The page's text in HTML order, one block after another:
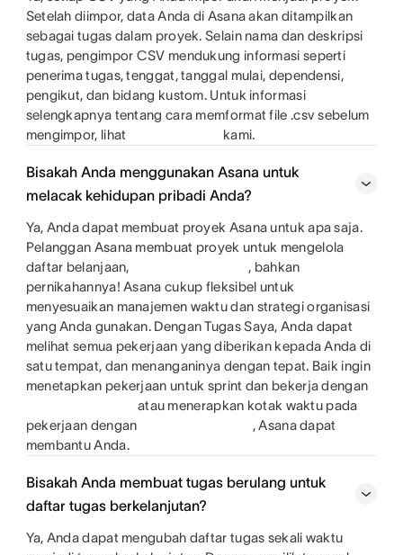
Setelah diimpor, data Anda di Asana akan ditampilkan
sebagai tugas dalam proyek. Selain nama dan deskripsi
tugas, pengimpor CSV mendukung informasi seperti
penerima tugas, tenggat, tanggal mulai, dependensi,
pengikut, dan bidang kustom. Untuk informasi
selengkapnya tentang cara memformat file .csv sebelum
mengimpor, lihat
kami.
Bisakah Anda menggunakan Asana untuk
melacak kehidupan pribadi Anda?
Ya, Anda dapat membuat proyek Asana untuk apa saja.
Pelanggan Asana membuat proyek untuk mengelola
daftar belanjaan,
, bahkan
pernikahannya! Asana cukup fleksibel untuk
menyesuaikan manajemen waktu dan strategi organisasi
yang Anda gunakan. Dengan Tugas Saya, Anda dapat
melihat semua pekerjaan yang diberikan kepada Anda di
satu tempat, dan menanganinya dengan tepat. Baik ingin
menetapkan pekerjaan untuk sprint dan bekerja dengan
atau menerapkan kotak waktu pada
pekerjaan dengan
, Asana dapat
membantu Anda.
Bisakah Anda membuat tugas berulang untuk
daftar tugas berkelanjutan?
Ya, Anda dapat mengubah daftar tugas sekali waktu